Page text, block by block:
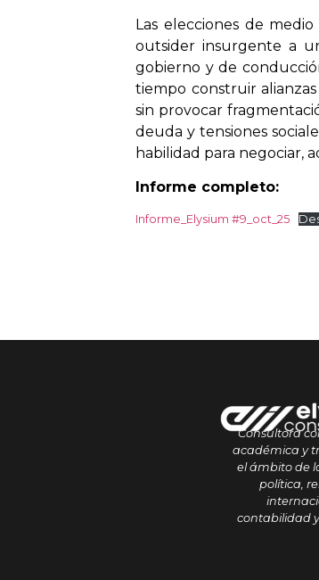
Las elecciones de
outsider insurgente a
gobierno y de
tiempo construir
sin provocar
deuda y tensiones
habilidad para negociar,
Informe completo:
Informe_Elysium #9_oct_25
Consultora
académica y
el ámbito de
política,
contabilidad